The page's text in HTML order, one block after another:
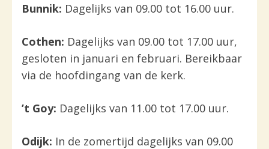
Bunnik: Dagelijks van 09.00 tot 16.00 uur.
Cothen: Dagelijks van 09.00 tot 17.00 uur,
gesloten in januari en februari. Bereikbaar
via de hoofdingang van de kerk.
’t Goy: Dagelijks van 11.00 tot 17.00 uur.
Odijk: In de zomertijd dagelijks van 09.00